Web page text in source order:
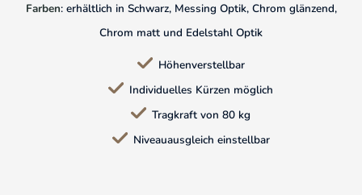
Höhenverstellbar
Individuelles Kürzen möglich
Tragkraft von 80 kg
Niveauausgleich einstellbar
Farben: erhältlich in Schwarz, Messing Optik, Chrom glänzend,
Chrom matt und Edelstahl Optik